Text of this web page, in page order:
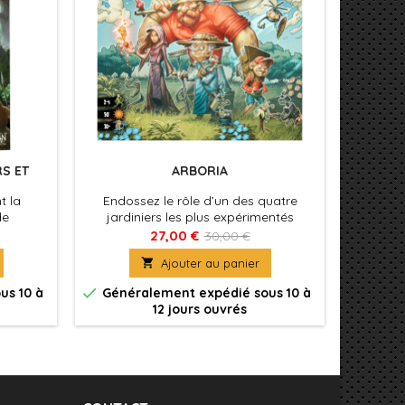
ET
la
10 à
ARBORIA
Endossez le rôle d’un des quatre
jardiniers les plus expérimentés
d’ARBORIA !
27,00 € 30,00 €
 Ajouter au panier
 Généralement expédié sous 10 à
12 jours ouvrés
Plus
jeu